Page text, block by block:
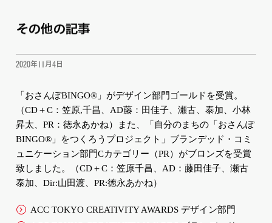
その他の記事
2020年11月4日
「おさんぽBINGO®」がデザイン部門ゴールドを受賞。
（CD＋C：笠原,千昌、AD藤：田佳子、瀬古、泰加、小林
昇太、PR：徳永あかね）また、「自分のまちの「おさんぽ
BINGO®」をつくろうプロジェクト」ブランデッド・コミ
ュニケーション部門Cカテゴリー（PR）がブロンズを受賞
致しました。（CD＋C：笠原千昌、AD：藤田佳子、瀬古
泰加、Dir:山田渡、PR:徳永あかね）
ACC TOKYO CREATIVITY AWARDS デザイン部門